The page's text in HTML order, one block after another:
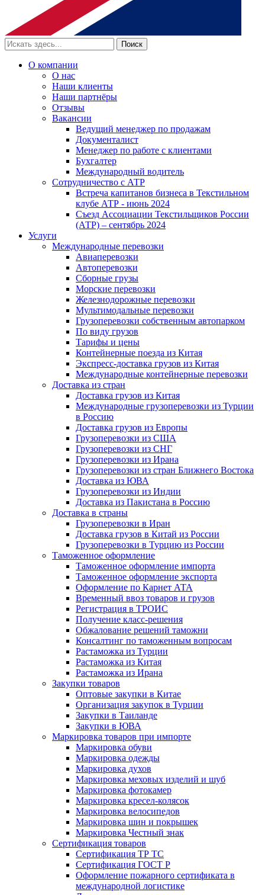
Поиск
О компании
О нас
Наши клиенты
Наши партнёры
Отзывы
Вакансии
Ведущий менеджер по продажам
Документалист
Менеджер по работе с клиентами
Бухгалтер
Международный водитель
Сотрудничество с АТР
Встреча капитанов бизнеса в Текстильном
клубе АТР - июнь 2024
Съезд Ассоциации Текстильщиков России
(АТР) – сентябрь 2024
Услуги
Международные перевозки
Авиаперевозки
Автоперевозки
Сборные грузы
Морские перевозки
Железнодорожные перевозки
Мультимодальные перевозки
Грузоперевозки собственным автопарком
По виду грузов
Тарифы и цены
Контейнерные поезда из Китая
Экспресс-доставка грузов из Китая
Международные контейнерные перевозки
Доставка из стран
Доставка грузов из Китая
Международные грузоперевозки из Турции
в Россию
Доставка грузов из Европы
Грузоперевозки из США
Грузоперевозки из СНГ
Грузоперевозки из Ирана
Грузоперевозки из стран Ближнего Востока
Доставка из ЮВА
Грузоперевозки из Индии
Доставка из Пакистана в Россию
Доставка в страны
Грузоперевозки в Иран
Доставка грузов в Китай из России
Грузоперевозки в Турцию из России
Таможенное оформление
Таможенное оформление импорта
Таможенное оформление экспорта
Оформление по Карнет АТА
Временный ввоз товаров и грузов
Регистрация в ТРОИС
Получение класс-решения
Обжалование решений таможни
Консалтинг по таможенным вопросам
Растаможка из Турции
Растаможка из Китая
Растаможка из Ирана
Закупки товаров
Оптовые закупки в Китае
Организация закупок в Турции
Закупки в Таиланде
Закупки в ЮВА
Маркировка товаров при импорте
Маркировка обуви
Маркировка одежды
Маркировка духов
Маркировка меховых изделий и шуб
Маркировка фотокамер
Маркировка кресел-колясок
Маркировка велосипедов
Маркировка шин и покрышек
Маркировка Честный знак
Сертификация товаров
Сертификация ТР ТС
Сертификация ГОСТ Р
Оформление пожарного сертификата в
международной логистике